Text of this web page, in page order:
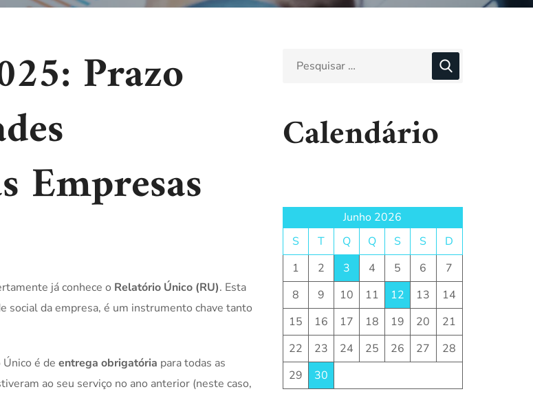
Prazo
Empresas
já conhece o Relatório Único (RU). Esta
social da empresa, é um instrumento chave tanto
é de entrega obrigatória para todas as
ao seu serviço no ano anterior (neste caso,
Calendário
Junho 2026
S
T Q Q S S
D
1
2 3 4 5 6
7
8
9 10 11 12 13
14
15
16 17 18 19 20
21
22
23 24 25 26 27
28
29
30